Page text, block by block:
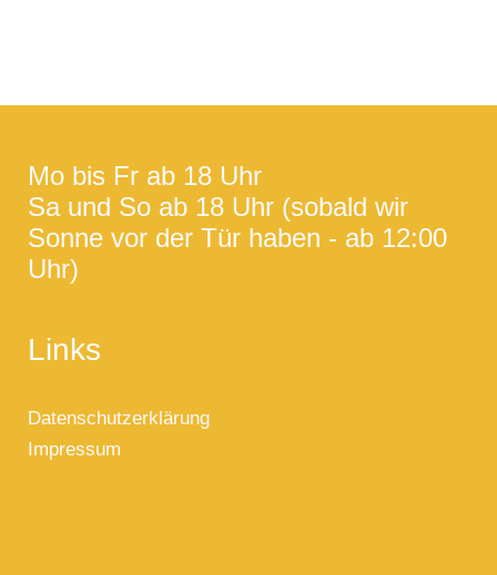
Mo bis Fr ab 18 Uhr
Sa und So ab 18 Uhr (sobald wir
Sonne vor der Tür haben - ab 12:00
Uhr)
Links
Datenschutzerklärung
Impressum